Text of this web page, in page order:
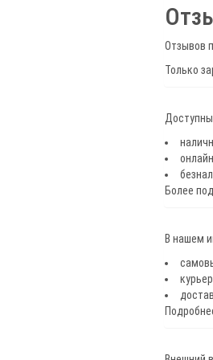
Отзывов
Только
Более
В нашем